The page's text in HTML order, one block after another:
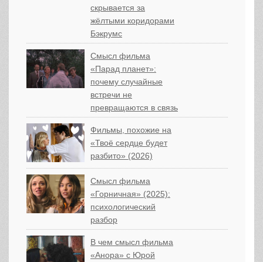
скрывается за
жёлтыми коридорами
Бэкрумс
Смысл фильма
«Парад планет»:
почему случайные
встречи не
превращаются в связь
Фильмы, похожие на
«Твоё сердце будет
разбито» (2026)
Смысл фильма
«Горничная» (2025):
психологический
разбор
В чем смысл фильма
«Анора» с Юрой